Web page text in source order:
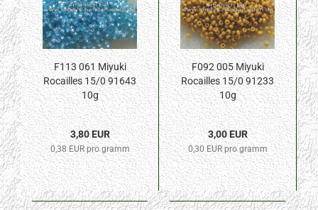
F113 061 Miyuki
Rocailles 15/0 91643
10g
3,80 EUR
0,38 EUR pro gramm
F092 005 Miyuki
Rocailles 15/0 91233
10g
3,00 EUR
0,30 EUR pro gramm